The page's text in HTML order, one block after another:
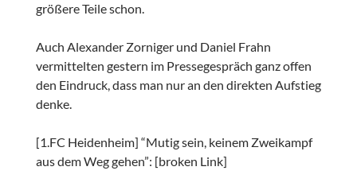
größere Teile schon.
Auch Alexander Zorniger und Daniel Frahn
vermittelten gestern im Pressegespräch ganz offen
den Eindruck, dass man nur an den direkten Aufstieg
denke.
[1.FC Heidenheim] “Mutig sein, keinem Zweikampf
aus dem Weg gehen”: [broken Link]